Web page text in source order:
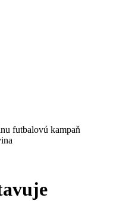
futbalovú kampaň